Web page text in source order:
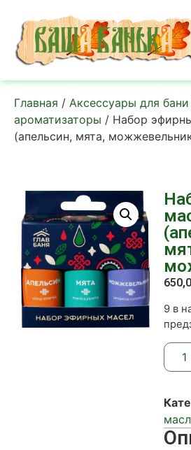
Главная / Аксессуары для бани
ароматизаторы / Набор
(апельсин, мята,
9 в